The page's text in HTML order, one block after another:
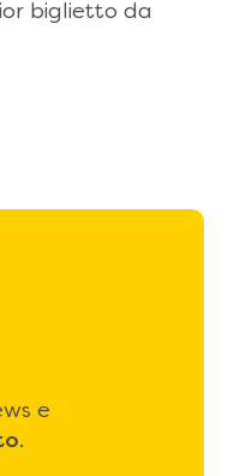
biglietto da
e
.